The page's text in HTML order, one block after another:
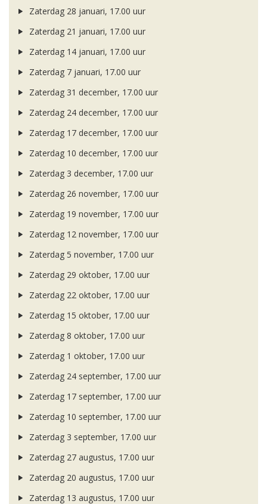
Zaterdag 28 januari, 17.00 uur
Zaterdag 21 januari, 17.00 uur
Zaterdag 14 januari, 17.00 uur
Zaterdag 7 januari, 17.00 uur
Zaterdag 31 december, 17.00 uur
Zaterdag 24 december, 17.00 uur
Zaterdag 17 december, 17.00 uur
Zaterdag 10 december, 17.00 uur
Zaterdag 3 december, 17.00 uur
Zaterdag 26 november, 17.00 uur
Zaterdag 19 november, 17.00 uur
Zaterdag 12 november, 17.00 uur
Zaterdag 5 november, 17.00 uur
Zaterdag 29 oktober, 17.00 uur
Zaterdag 22 oktober, 17.00 uur
Zaterdag 15 oktober, 17.00 uur
Zaterdag 8 oktober, 17.00 uur
Zaterdag 1 oktober, 17.00 uur
Zaterdag 24 september, 17.00 uur
Zaterdag 17 september, 17.00 uur
Zaterdag 10 september, 17.00 uur
Zaterdag 3 september, 17.00 uur
Zaterdag 27 augustus, 17.00 uur
Zaterdag 20 augustus, 17.00 uur
Zaterdag 13 augustus, 17.00 uur